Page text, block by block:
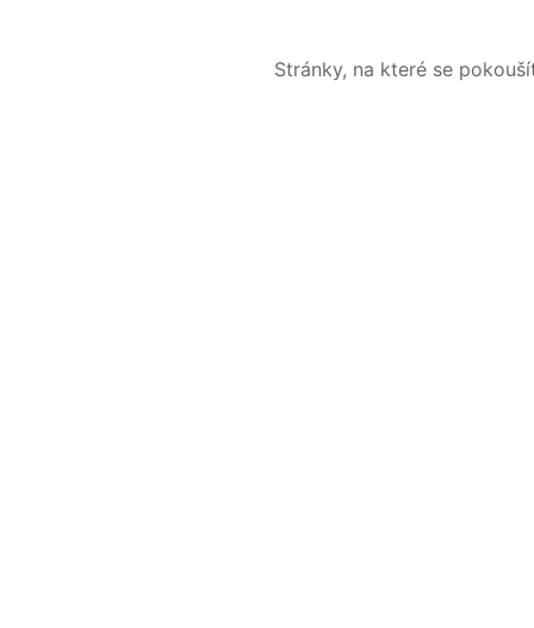
Stránky, na které se